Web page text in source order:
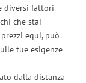
diversi fattori
che stai
equi, può
tue esigenze
dalla distanza